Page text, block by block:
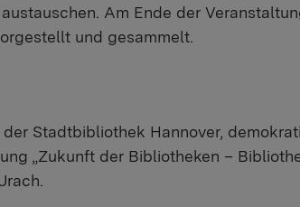
Am Ende der
und gesammelt.
der Stadtbibliothek Hannover,
„Zukunft der Bibliotheken –